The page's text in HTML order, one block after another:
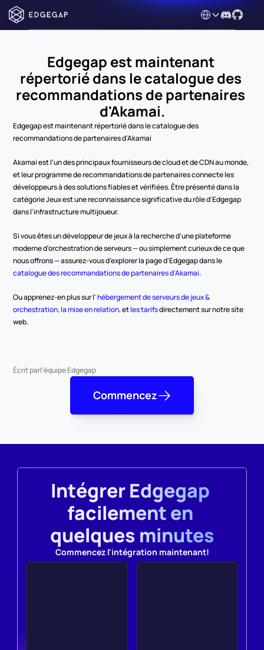
Select Language
Edgegap est maintenant
répertorié dans le catalogue des
recommandations de partenaires
d'Akamai.
Edgegap est maintenant répertorié dans le catalogue des
recommandations de partenaires d'Akamai
Akamai est l'un des principaux fournisseurs de cloud et de CDN au monde,
et leur programme de recommandations de partenaires connecte les
développeurs à des solutions fiables et vérifiées. Être présenté dans la
catégorie Jeux est une reconnaissance significative du rôle d'Edgegap
dans l'infrastructure multijoueur.
Si vous êtes un développeur de jeux à la recherche d'une plateforme
moderne d'orchestration de serveurs — ou simplement curieux de ce que
catalogue des recommandations de partenaires d'Akamai.
Ou apprenez-en plus sur l' hébergement de serveurs de jeux &
orchestration, la mise en relation, et les tarifs directement sur notre site
web.
Écrit parl'équipe Edgegap
Commencez
Intégrer Edgegap
facilement en
quelques minutes
Commencez l'intégration maintenant!